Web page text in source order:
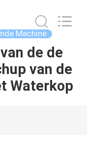
Machine
de de
van de
Waterkop